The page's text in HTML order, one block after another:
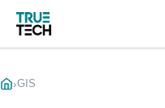
›GIS